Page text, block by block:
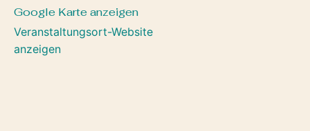
Google Karte anzeigen
Veranstaltungsort-Website
anzeigen